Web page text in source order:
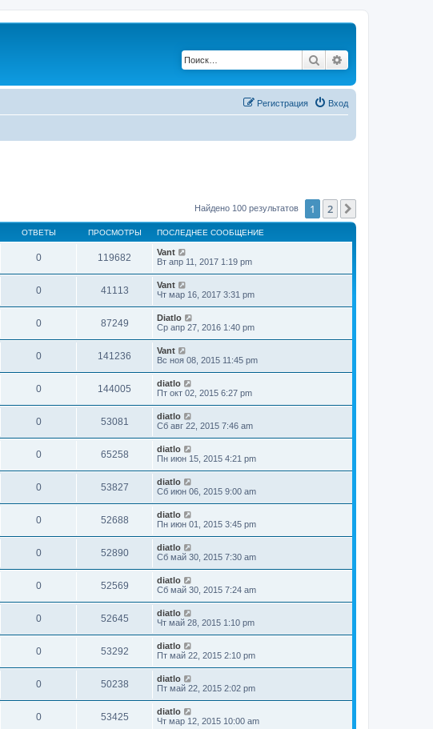
Поиск
Вход
Регистрация
Найдено 100 результатов 1 2
ОТВЕТЫ ПРОСМОТРЫ ПОСЛЕДНЕЕ СООБЩЕНИЕ
0 119682
Vant
Вт апр 11, 2017 1:19 pm
0 41113
Vant
Чт мар 16, 2017 3:31 pm
0 87249
Diatlo
Ср апр 27, 2016 1:40 pm
0 141236
Vant
Вс ноя 08, 2015 11:45 pm
0 144005
diatlo
Пт окт 02, 2015 6:27 pm
0 53081
diatlo
Сб авг 22, 2015 7:46 am
0 65258
diatlo
Пн июн 15, 2015 4:21 pm
0 53827
diatlo
Сб июн 06, 2015 9:00 am
0 52688
diatlo
Пн июн 01, 2015 3:45 pm
0 52890
diatlo
Сб май 30, 2015 7:30 am
0 52569
diatlo
Сб май 30, 2015 7:24 am
0 52645
diatlo
Чт май 28, 2015 1:10 pm
0 53292
diatlo
Пт май 22, 2015 2:10 pm
0 50238
diatlo
Пт май 22, 2015 2:02 pm
0 53425
diatlo
Чт мар 12, 2015 10:00 am